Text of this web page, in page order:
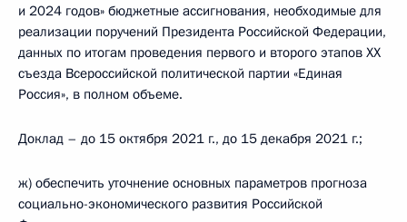
и 2024 годов» бюджетные ассигнования, необходимые для
реализации поручений Президента Российской Федерации,
данных по итогам проведения первого и второго этапов XX
съезда Всероссийской политической партии «Единая
Россия», в полном объеме.
Доклад – до 15 октября 2021 г., до 15 декабря 2021 г.;
ж) обеспечить уточнение основных параметров прогноза
социально-экономического развития Российской